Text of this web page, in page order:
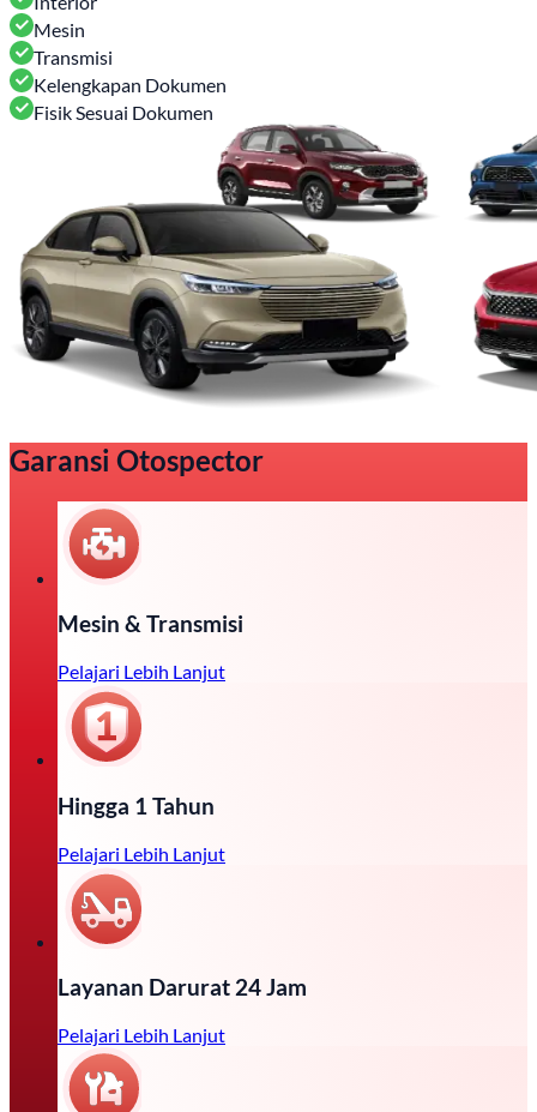
Mesin
Transmisi
Kelengkapan Dokumen
Fisik Sesuai Dokumen
Garansi Otospector
Mesin & Transmisi
Pelajari Lebih Lanjut
Hingga 1 Tahun
Pelajari Lebih Lanjut
Layanan Darurat 24 Jam
Pelajari Lebih Lanjut